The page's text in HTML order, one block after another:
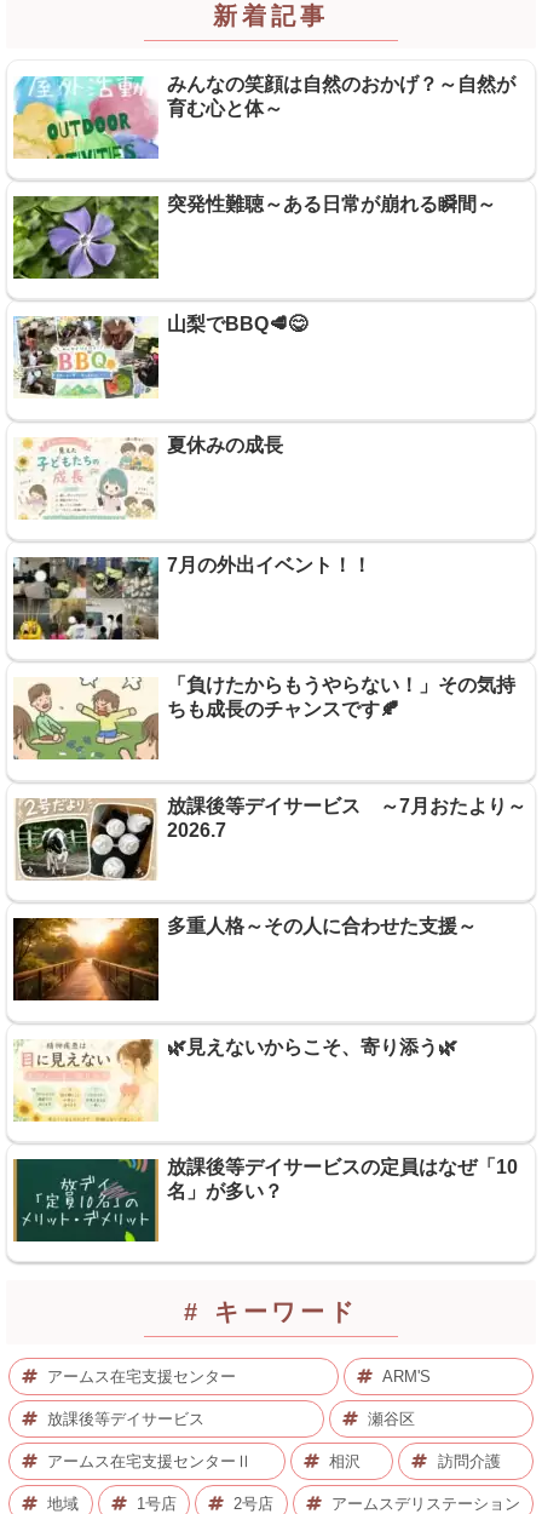
新着記事
みんなの笑顔は自然のおかげ？～自然が
育む心と体～
突発性難聴～ある日常が崩れる瞬間～
山梨でBBQ🥩😋
夏休みの成長
7月の外出イベント！！
「負けたからもうやらない！」その気持
ちも成長のチャンスです🍂
放課後等デイサービス ～7月おたより～
2026.7
多重人格～その人に合わせた支援～
🌿見えないからこそ、寄り添う🌿
放課後等デイサービスの定員はなぜ「10
名」が多い？
# キーワード
アームス在宅支援センター ARM'S
放課後等デイサービス 瀬谷区
アームス在宅支援センターⅡ 相沢 訪問介護
地域 1号店 2号店 アームスデリステーション